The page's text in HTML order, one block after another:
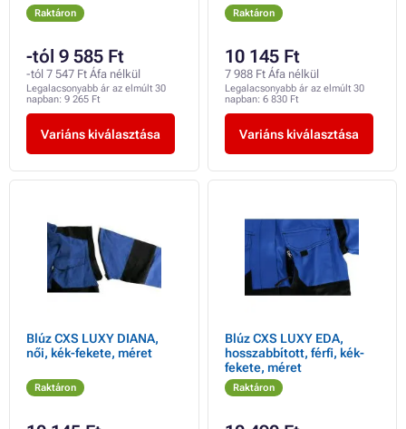
Raktáron
-tól 9 585 Ft
-tól 7 547 Ft Áfa nélkül
Legalacsonyabb ár az elmúlt 30
napban: 9 265 Ft
Variáns kiválasztása
Raktáron
10 145 Ft
7 988 Ft Áfa nélkül
Legalacsonyabb ár az elmúlt 30
napban: 6 830 Ft
Variáns kiválasztása
Blúz CXS LUXY DIANA,
női, kék-fekete, méret
Raktáron
Blúz CXS LUXY EDA,
hosszabbított, férfi, kék-
fekete, méret
Raktáron